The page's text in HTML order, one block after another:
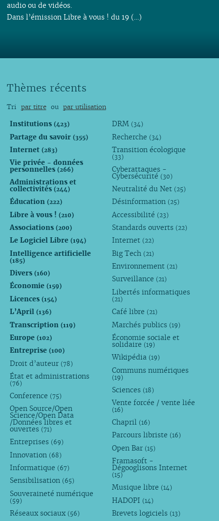
audio ou de vidéos.
Dans l’émission Libre à vous ! du 19 (…)
Thèmes récents
Tri par titre ou par utilisation
Institutions (423)
Partage du savoir (355)
Internet (283)
Vie privée - données
personnelles (266)
Administrations et
collectivités (244)
Éducation (222)
Libre à vous ! (210)
Associations (200)
Le Logiciel Libre (194)
Intelligence artificielle
(185)
Divers (160)
Économie (159)
Licences (154)
L’April (136)
Transcription (119)
Europe (102)
Entreprise (100)
Droit d’auteur (78)
État et administrations
(76)
Conference (75)
Open Source/Open
Science/Open Data
/Données libres et
ouvertes (71)
Entreprises (69)
Innovation (68)
Informatique (67)
Sensibilisation (65)
Souveraineté numérique
(59)
Réseaux sociaux (56)
DRM (34)
Recherche (34)
Transition écologique
(33)
Cyberattaques -
Cybersécurité (30)
Neutralité du Net (25)
Désinformation (25)
Accessibilité (23)
Standards ouverts (22)
Internet (22)
Big Tech (21)
Environnement (21)
Surveillance (21)
Libertés informatiques
(21)
Café libre (21)
Marchés publics (19)
Économie sociale et
solidaire (19)
Wikipédia (19)
Communs numériques
(19)
Sciences (18)
Vente forcée / vente liée
(16)
Chapril (16)
Parcours libriste (16)
Open Bar (15)
Framasoft -
Dégooglisons Internet
(15)
Musique libre (14)
HADOPI (14)
Brevets logiciels (13)